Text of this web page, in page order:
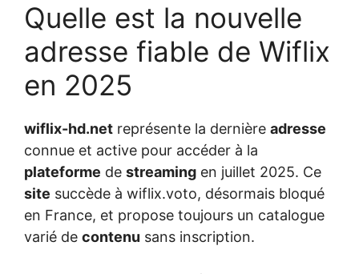
Quelle est la nouvelle
adresse fiable de Wiflix
en 2025
wiflix-hd.net représente la dernière adresse
connue et active pour accéder à la
plateforme de streaming en juillet 2025. Ce
site succède à wiflix.voto, désormais bloqué
en France, et propose toujours un catalogue
varié de contenu sans inscription.